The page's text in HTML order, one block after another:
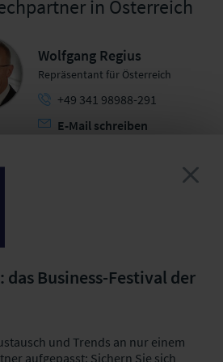
in Österreich
Wolfgang Regius
Repräsentant für Österreich
+49 341 98988-291
E-Mail schreiben
das Business-Festival der
und Trends an nur einem
aufgepasst: Sichern Sie sich